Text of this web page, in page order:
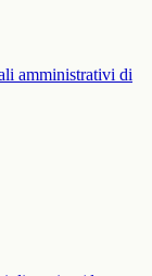
amministrativi di